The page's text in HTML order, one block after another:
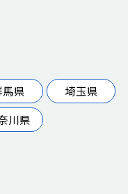
馬県
埼玉県
川県